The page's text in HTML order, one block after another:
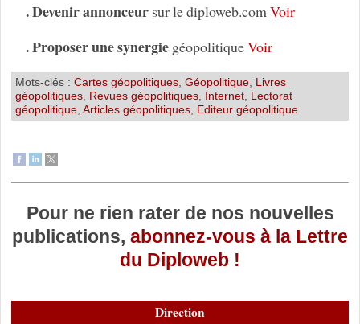
. Devenir annonceursur le diploweb.comVoir
. Proposer une synergiegéopolitiqueVoir
Mots-clés : Cartes géopolitiques, Géopolitique, Livres
géopolitiques, Revues géopolitiques, Internet, Lectorat
géopolitique, Articles géopolitiques, Editeur géopolitique
Pour ne rien rater de nos nouvelles
publications, abonnez-vous à la Lettre
du Diploweb !
Direction